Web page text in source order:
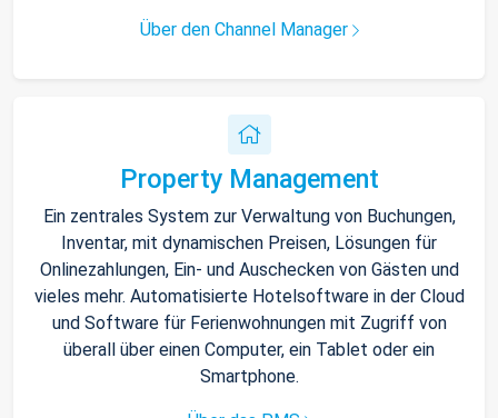
Über den Channel Manager
Property Management
Ein zentrales System zur Verwaltung von Buchungen,
Inventar, mit dynamischen Preisen, Lösungen für
Onlinezahlungen, Ein- und Auschecken von Gästen und
vieles mehr. Automatisierte Hotelsoftware in der Cloud
und Software für Ferienwohnungen mit Zugriff von
überall über einen Computer, ein Tablet oder ein
Smartphone.